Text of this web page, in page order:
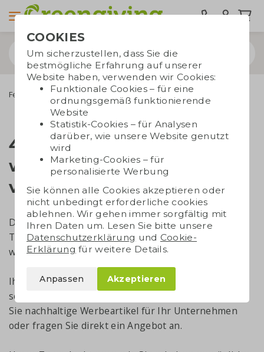
Fehler
404 – Diese Seite hat sich
wohl nachhaltig
verabschiedet
Der Link führt leider ins Leere. Vielleicht hat sich ein
Tippfehler in die URL eingeschlichen. Oder die Seite
wurde verschoben und ist nicht mehr verfügbar.
Ihre passenden Werbemittel finden Sie trotzdem
schnell über die Suchfunktion hier oben. Entdecken
Sie nachhaltige Werbeartikel für Ihr Unternehmen
oder fragen Sie direkt ein Angebot an.
COOKIES
Um sicherzustellen, dass Sie die
bestmögliche Erfahrung auf unserer
Website haben, verwenden wir Cookies:
Funktionale Cookies – für eine
ordnungsgemäß funktionierende
Website
Statistik-Cookies – für Analysen
darüber, wie unsere Website genutzt
wird
Marketing-Cookies – für
personalisierte Werbung
Sie können alle Cookies akzeptieren oder
nicht unbedingt erforderliche cookies
ablehnen. Wir gehen immer sorgfältig mit
Ihren Daten um. Lesen Sie bitte unsere
Datenschutzerklärung und Cookie-
Erklärung für weitere Details.
Anpassen Akzeptieren